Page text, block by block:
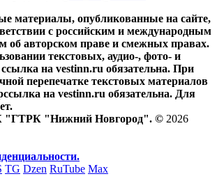
материалы, опубликованные на сайте,
с российским и международным
об авторском праве и смежных правах.
текстовых, аудио-, фото- и
на vestinn.ru обязательна. При
перепечатке текстовых материалов
на vestinn.ru обязательна. Для
"Нижний Новгород". © 2026
TG Dzen RuTube Max